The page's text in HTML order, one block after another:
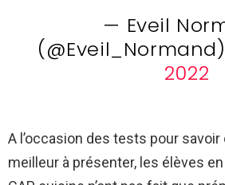
— Eveil
(@Eveil_Normand)
2022
A l’occasion des tests pour
meilleur à présenter, les élèves